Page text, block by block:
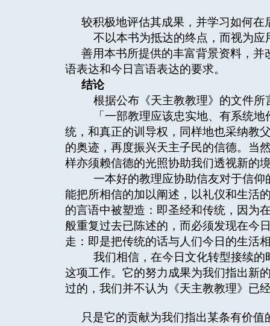
较积极地评估其成果，并学习如何
不以本书为抵达的终点，而视为应
善用本书所提供的丰富背景资料，
语表达和今日言语表达的要求。
结论
根据公布《天主教教理》的文件所
「一部教理应该忠实地、有系统地
统，和真正的训导权，同样地也采纳教
的奥迹，再度振兴天主子民的信德。当
样亦须赖信德的光照协助我们透视新的
一本好的教理应协助信友对于信仰
能把所相信的加以阐述，以礼仪和生活
的言语中被塑造：即圣经和传统，因为
般重复过去已陈述的，而必须发现在今
走：即是把传统的话与人们今日的生活
我们相信，在今日文化转型接续的
这项工作。它的努力成果为我们指出新
过的，我们并不认为《天主教教理》已
只是它的贡献为我们指出某条有价